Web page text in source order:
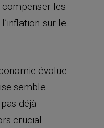
les
sur le
évolue
semble
déjà
crucial